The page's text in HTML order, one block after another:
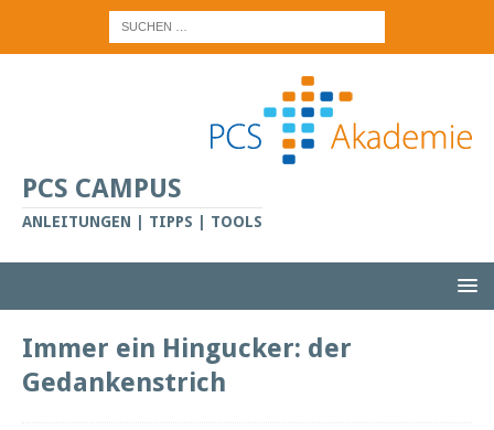
PCS CAMPUS
ANLEITUNGEN | TIPPS | TOOLS
Immer ein Hingucker: der
Gedankenstrich